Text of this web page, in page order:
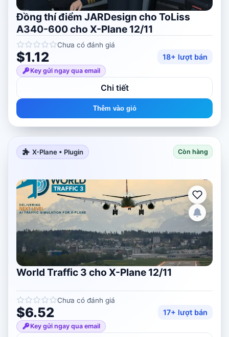
Đồng thí điểm JARDesign cho ToLiss
A340-600 cho X-Plane 12/11
Chưa có đánh giá
$1.12 18+ lượt bán
Key gửi ngay qua email
Chi tiết
Thêm vào giỏ
X-Plane • Plugin Còn hàng
World Traffic 3 cho X-Plane 12/11
Chưa có đánh giá
$6.52 17+ lượt bán
Key gửi ngay qua email